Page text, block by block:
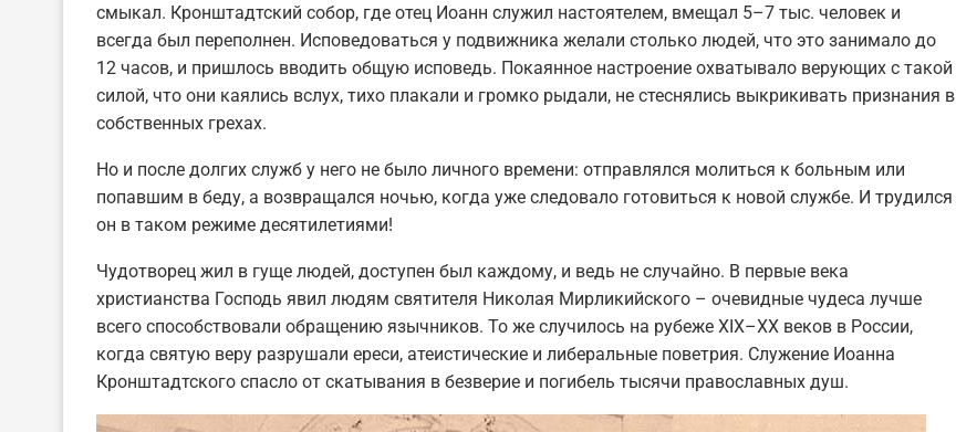
смыкал. Кронштадтский собор, где отец Иоанн служил настоятелем, вмещал 5–7 тыс. человек и
всегда был переполнен. Исповедоваться у подвижника желали столько людей, что это занимало до
12 часов, и пришлось вводить общую исповедь. Покаянное настроение охватывало верующих с такой
силой, что они каялись вслух, тихо плакали и громко рыдали, не стеснялись выкрикивать признания в
собственных грехах.
Но и после долгих служб у него не было личного времени: отправлялся молиться к больным или
попавшим в беду, а возвращался ночью, когда уже следовало готовиться к новой службе. И трудился
он в таком режиме десятилетиями!
Чудотворец жил в гуще людей, доступен был каждому, и ведь не случайно. В первые века
христианства Господь явил людям святителя Николая Мирликийского – очевидные чудеса лучше
всего способствовали обращению язычников. То же случилось на рубеже XIX–XX веков в России,
когда святую веру разрушали ереси, атеистические и либеральные поветрия. Служение Иоанна
Кронштадтского спасло от скатывания в безверие и погибель тысячи православных душ.